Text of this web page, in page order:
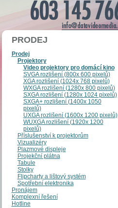
PRODEJ
Prodej
Projektory
Video projektory pro domácí kino
SVGA rozlišení (800x 600 pixelů)
XGA rozlišení (1024x 768 pixelů)
WXGA rozlišení (1280x 800 pixelů)
SXGA rozlišení (1280x 1024 pixelů)
SXGA+ rozlišení (1400x 1050
pixelů)
UXGA rozlišení (1600x 1200 pixelů)
WUXGA rozlišení (1920x 1200
pixelů)
Příslušenství k projektorům
Vizualizéry
Plazmové displeje
Projekční plátna
Tabule
Stolky
Flipcharty a lištový systém
Spotřební elektronika
Pronájem
Komplexní řešení
Hotline